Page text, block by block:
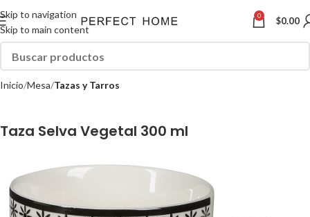
Skip to navigation
Skip to main content
0 $0.00
Inicio Mesa Tazas y Tarros
Taza Selva Vegetal 300 ml